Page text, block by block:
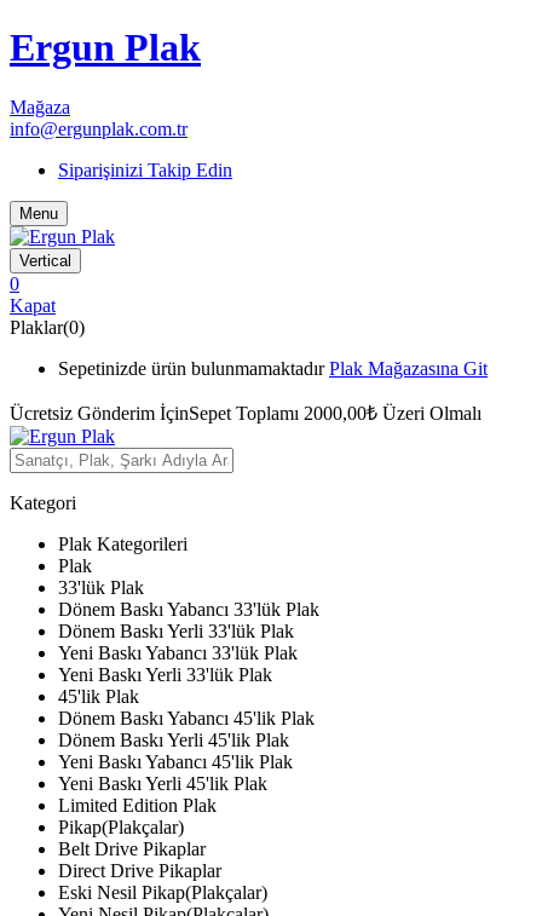
Ergun Plak
Mağaza
info@ergunplak.com.tr
Siparişinizi Takip Edin
Menu
Vertical
0
Kapat
Plaklar(0)
Sepetinizde ürün bulunmamaktadır Plak Mağazasına Git
Ücretsiz Gönderim İçinSepet Toplamı 2000,00₺ Üzeri Olmalı
Kategori
Plak Kategorileri
Plak
33'lük Plak
Dönem Baskı Yabancı 33'lük Plak
Dönem Baskı Yerli 33'lük Plak
Yeni Baskı Yabancı 33'lük Plak
Yeni Baskı Yerli 33'lük Plak
45'lik Plak
Dönem Baskı Yabancı 45'lik Plak
Dönem Baskı Yerli 45'lik Plak
Yeni Baskı Yabancı 45'lik Plak
Yeni Baskı Yerli 45'lik Plak
Limited Edition Plak
Pikap(Plakçalar)
Belt Drive Pikaplar
Direct Drive Pikaplar
Eski Nesil Pikap(Plakçalar)